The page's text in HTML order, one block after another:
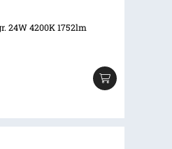
24W 4200K 1752lm